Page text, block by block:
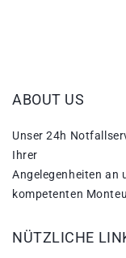
ABOUT US
Unser 24h
Ihrer
Angelegenheiten an
kompetenten
NÜTZLICHE